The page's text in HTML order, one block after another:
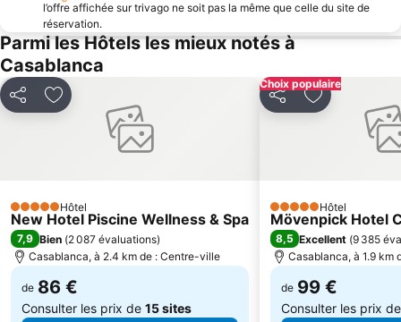
Sidi Moumen
Plage Oued Merzeg
C.I.L
Al Qods
Racine
Les Roches Noires
Mers Sultan
Sidi Belyout
l’offre affichée sur trivago ne soit pas la même que celle du site de
réservation.
Parmi les Hôtels les mieux notés à
Casablanca
PartagerAjouter à mes favoris
5 ÉtoilesHôtel
New Hotel Piscine Wellness & Spa
7,9 Bien (2 087 évaluations)
Casablanca, à 2.4 km de : Centre-ville
de 86 €
Consulter les prix de 15 sites
Choix populaire
PartagerAjouter à
5 Étoiles Hôtel
Mövenpick Hotel
8,5 Excellent (9 385
Casablanca, à 1.9 km
de 99 €
Consulter les prix